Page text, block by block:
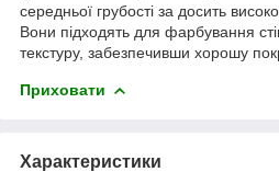
середньої грубості за досить
Вони підходять для фарбування
текстуру, забезпечивши хорошу
Приховати
Характеристики